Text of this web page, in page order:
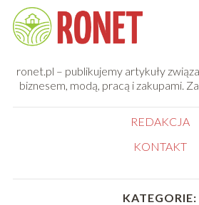
ronet.pl – publikujemy artykuły
biznesem, modą, pracą i zakupami.
REDAKCJA
KONTAKT
KATEGORIE: